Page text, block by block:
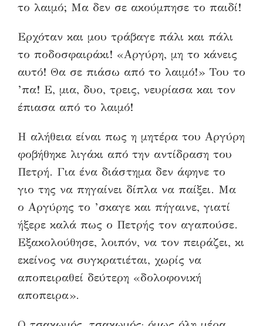
το λαιμό; Μα δεν σε ακούμπησε το παιδί!
Ερχόταν και μου τράβαγε πάλι και πάλι
το ποδοσφαιράκι! «Αργύρη, μη το κάνεις
αυτό! Θα σε πιάσω από το λαιμό!» Του το
’πα! Ε, μια, δυο, τρεις, νευρίασα και τον
έπιασα από το λαιμό!
Η αλήθεια είναι πως η μητέρα του Αργύρη
φοβήθηκε λιγάκι από την αντίδραση του
Πετρή. Για ένα διάστημα δεν άφηνε το
γιο της να πηγαίνει δίπλα να παίξει. Μα
ο Αργύρης το ’σκαγε και πήγαινε, γιατί
ήξερε καλά πως ο Πετρής τον αγαπούσε.
Εξακολούθησε, λοιπόν, να τον πειράζει, κι
εκείνος να συγκρατιέται, χωρίς να
αποπειραθεί δεύτερη «δολοφονική
αποπειρα».